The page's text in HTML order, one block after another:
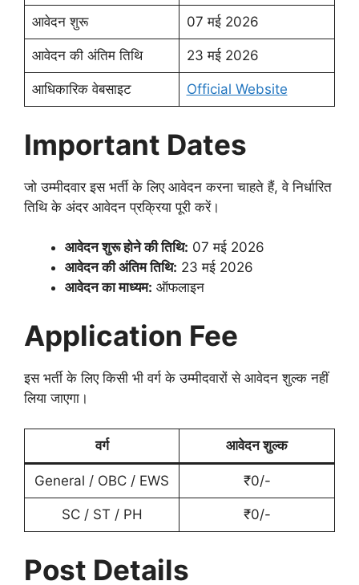
आवेदन शुरू 07 मई 2026
आवेदन की अंतिम तिथि 23 मई 2026
आधिकारिक वेबसाइट Official Website
Important Dates
जो उम्मीदवार इस भर्ती के लिए आवेदन करना चाहते हैं, वे निर्धारित
तिथि के अंदर आवेदन प्रक्रिया पूरी करें।
आवेदन शुरू होने की तिथि: 07 मई 2026
आवेदन की अंतिम तिथि: 23 मई 2026
आवेदन का माध्यम: ऑफलाइन
Application Fee
इस भर्ती के लिए किसी भी वर्ग के उम्मीदवारों से आवेदन शुल्क नहीं
लिया जाएगा।
वर्ग आवेदन शुल्क
General / OBC / EWS ₹0/-
SC / ST / PH ₹0/-
Post Details